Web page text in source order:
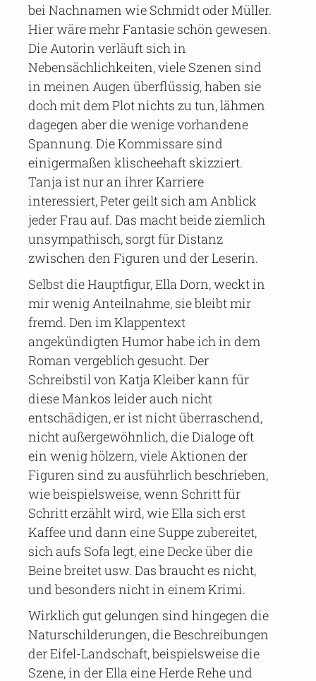
bei Nachnamen wie Schmidt oder Müller.
Hier wäre mehr Fantasie schön gewesen.
Die Autorin verläuft sich in
Nebensächlichkeiten, viele Szenen sind
in meinen Augen überflüssig, haben sie
doch mit dem Plot nichts zu tun, lähmen
dagegen aber die wenige vorhandene
Spannung. Die Kommissare sind
einigermaßen klischeehaft skizziert.
Tanja ist nur an ihrer Karriere
interessiert, Peter geilt sich am Anblick
jeder Frau auf. Das macht beide ziemlich
unsympathisch, sorgt für Distanz
zwischen den Figuren und der Leserin.
Selbst die Hauptfigur, Ella Dorn, weckt in
mir wenig Anteilnahme, sie bleibt mir
fremd. Den im Klappentext
angekündigten Humor habe ich in dem
Roman vergeblich gesucht. Der
Schreibstil von Katja Kleiber kann für
diese Mankos leider auch nicht
entschädigen, er ist nicht überraschend,
nicht außergewöhnlich, die Dialoge oft
ein wenig hölzern, viele Aktionen der
Figuren sind zu ausführlich beschrieben,
wie beispielsweise, wenn Schritt für
Schritt erzählt wird, wie Ella sich erst
Kaffee und dann eine Suppe zubereitet,
sich aufs Sofa legt, eine Decke über die
Beine breitet usw. Das braucht es nicht,
und besonders nicht in einem Krimi.
Wirklich gut gelungen sind hingegen die
Naturschilderungen, die Beschreibungen
der Eifel-Landschaft, beispielsweise die
Szene, in der Ella eine Herde Rehe und